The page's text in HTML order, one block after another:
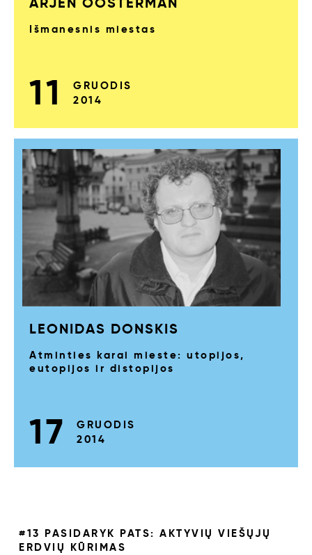
Išmanesnis miestas
11
GRUODIS
2014
LEONIDAS DONSKIS
Atminties karai mieste: utopijos,
eutopijos ir distopijos
17
GRUODIS
2014
#13 PASIDARYK PATS: AKTYVIŲ VIEŠŲJŲ
ERDVIŲ KŪRIMAS